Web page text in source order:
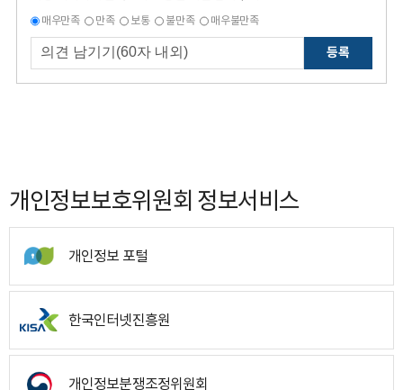
매우만족 만족 보통 불만족 매우불만족
등록
개인정보보호위원회 정보서비스
개인정보 포털
한국인터넷진흥원
개인정보분쟁조정위원회